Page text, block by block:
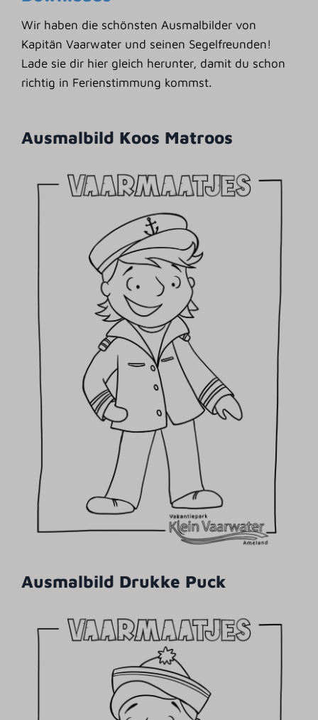
Wir haben die schönsten Ausmalbilder von
Kapitän Vaarwater und seinen Segelfreunden!
Lade sie dir hier gleich herunter, damit du schon
richtig in Ferienstimmung kommst.
Ausmalbild Koos Matroos
Ausmalbild Drukke Puck